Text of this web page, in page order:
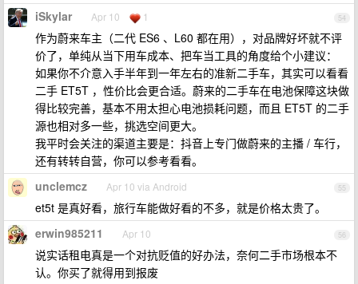
54
iSkylar Apr 10 1
作为蔚来车主（二代 ES6 、L60 都在用），对品牌好坏就不评
价了，单纯从当下用车成本、把车当工具的角度给个小建议：
如果你不介意入手半年到一年左右的准新二手车，其实可以看看
二手 ET5T ，性价比会更合适。蔚来的二手车在电池保障这块做
得比较完善，基本不用太担心电池损耗问题，而且 ET5T 的二手
源也相对多一些，挑选空间更大。
我平时会关注的渠道主要是：抖音上专门做蔚来的主播 / 车行，
还有转转自营，你可以参考看看。
55
unclemcz Apr 10 via Android
et5t 是真好看，旅行车能做好看的不多，就是价格太贵了。
56
erwin985211 Apr 10
说实话租电真是一个对抗贬值的好办法，奈何二手市场根本不
认。你买了就得用到报废